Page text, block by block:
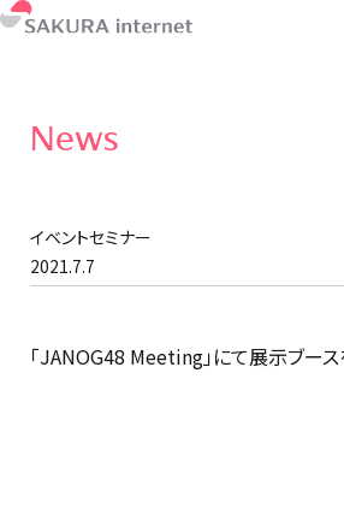
News
イベントセミナー
2021.7.7
「JANOG48 Meeting」にて展示ブー